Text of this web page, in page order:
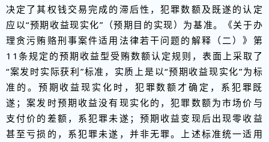
决定了其权钱交易完成的滞后性，犯罪数额及既遂的认定
应以“预期收益现实化”（预期目的实现）为基准。《关于办
理贪污贿赂刑事案件适用法律若干问题的解释（二）》第
11条规定的预期收益型受贿数额认定规则，表面上采取了
“案发时实际获利”标准，实质上是以“预期收益现实化”为标
准的。预期收益现实化时，犯罪数额才确定，系犯罪既
遂；案发时预期收益没有现实化的，犯罪数额为市场价与
支付价的差额，系犯罪未遂；预期收益变现后出现零收益
甚至亏损的，系犯罪未遂，并非无罪。上述标准统一适用